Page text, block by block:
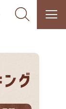
その他